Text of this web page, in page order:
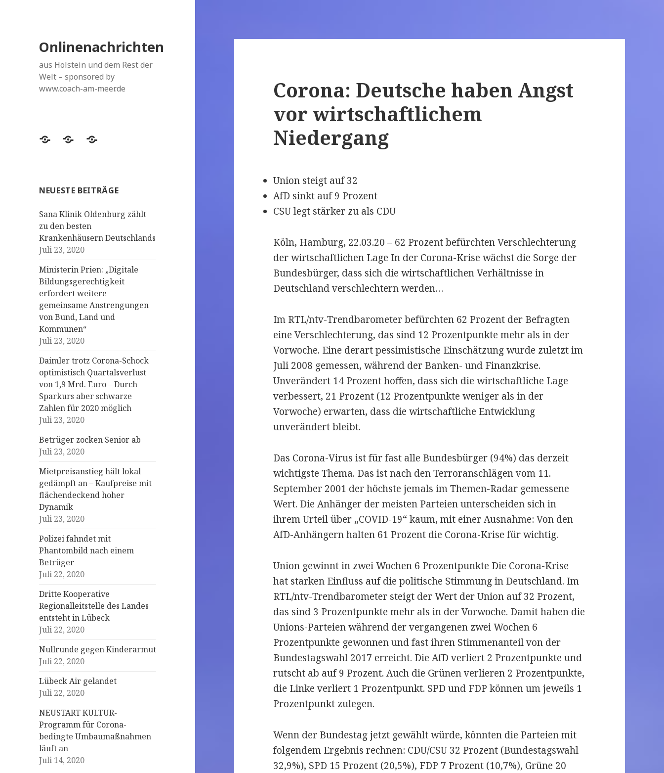
Onlinenachrichten
aus Holstein und dem Rest der
Welt – sponsored by
www.coach-am-meer.de
Datenschutzerklärung
TopthemenTopthemen
NEUESTE BEITRÄGE
Sana Klinik Oldenburg zählt
zu den besten
Krankenhäusern Deutschlands
Juli 23, 2020
Ministerin Prien: „Digitale
Bildungsgerechtigkeit
erfordert weitere
gemeinsame Anstrengungen
von Bund, Land und
Kommunen“
Juli 23, 2020
Daimler trotz Corona-Schock
optimistisch Quartalsverlust
von 1,9 Mrd. Euro – Durch
Sparkurs aber schwarze
Zahlen für 2020 möglich
Juli 23, 2020
Betrüger zocken Senior ab
Juli 23, 2020
Mietpreisanstieg hält lokal
gedämpft an – Kaufpreise mit
flächendeckend hoher
Dynamik
Juli 23, 2020
Polizei fahndet mit
Phantombild nach einem
Betrüger
Juli 22, 2020
Dritte Kooperative
Regionalleitstelle des Landes
entsteht in Lübeck
Juli 22, 2020
Nullrunde gegen Kinderarmut
Juli 22, 2020
Lübeck Air gelandet
Juli 22, 2020
NEUSTART KULTUR-
Programm für Corona-
bedingte Umbaumaßnahmen
läuft an
Juli 14, 2020
Corona: Deutsche haben Angst
vor wirtschaftlichem
Niedergang
Union steigt auf 32
AfD sinkt auf 9 Prozent
CSU legt stärker zu als CDU
Köln, Hamburg, 22.03.20 – 62 Prozent befürchten Verschlechterung
der wirtschaftlichen Lage In der Corona-Krise wächst die Sorge der
Bundesbürger, dass sich die wirtschaftlichen Verhältnisse in
Deutschland verschlechtern werden…
Im RTL/ntv-Trendbarometer befürchten 62 Prozent der Befragten
eine Verschlechterung, das sind 12 Prozentpunkte mehr als in der
Vorwoche. Eine derart pessimistische Einschätzung wurde zuletzt im
Juli 2008 gemessen, während der Banken- und Finanzkrise.
Unverändert 14 Prozent hoffen, dass sich die wirtschaftliche Lage
verbessert, 21 Prozent (12 Prozentpunkte weniger als in der
Vorwoche) erwarten, dass die wirtschaftliche Entwicklung
unverändert bleibt.
Das Corona-Virus ist für fast alle Bundesbürger (94%) das derzeit
wichtigste Thema. Das ist nach den Terroranschlägen vom 11.
September 2001 der höchste jemals im Themen-Radar gemessene
Wert. Die Anhänger der meisten Parteien unterscheiden sich in
ihrem Urteil über „COVID-19“ kaum, mit einer Ausnahme: Von den
AfD-Anhängern halten 61 Prozent die Corona-Krise für wichtig.
Union gewinnt in zwei Wochen 6 Prozentpunkte Die Corona-Krise
hat starken Einfluss auf die politische Stimmung in Deutschland. Im
RTL/ntv-Trendbarometer steigt der Wert der Union auf 32 Prozent,
das sind 3 Prozentpunkte mehr als in der Vorwoche. Damit haben die
Unions-Parteien während der vergangenen zwei Wochen 6
Prozentpunkte gewonnen und fast ihren Stimmenanteil von der
Bundestagswahl 2017 erreicht. Die AfD verliert 2 Prozentpunkte und
rutscht ab auf 9 Prozent. Auch die Grünen verlieren 2 Prozentpunkte,
die Linke verliert 1 Prozentpunkt. SPD und FDP können um jeweils 1
Prozentpunkt zulegen.
Wenn der Bundestag jetzt gewählt würde, könnten die Parteien mit
folgendem Ergebnis rechnen: CDU/CSU 32 Prozent (Bundestagswahl
32,9%), SPD 15 Prozent (20,5%), FDP 7 Prozent (10,7%), Grüne 20